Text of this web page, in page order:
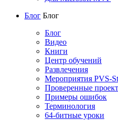
Блог Блог
Блог
Видео
Книги
Центр обучений
Развлечения
Мероприятия PVS-
Проверенные
Примеры ошибок
Терминология
64-битные уроки